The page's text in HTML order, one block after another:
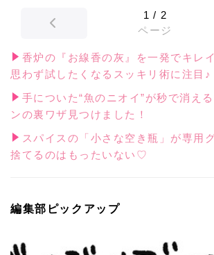
1 / 2
ページ
香炉の『お線香の灰』を一発でキレ
思わず試したくなるスッキリ術に注目♪
手についた“魚のニオイ”が秒で消え
ンの裏ワザ見つけました！
スパイスの「小さな空き瓶」が専用
捨てるのはもったいない♡
編集部ピックアップ